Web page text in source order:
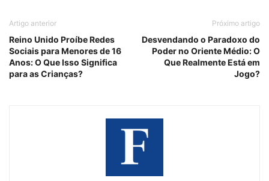
Artigo anterior
Reino Unido Proíbe Redes
Sociais para Menores de 16
Anos: O Que Isso Significa
para as Crianças?
Próximo artigo
Desvendando o Paradoxo do
Poder no Oriente Médio: O
Que Realmente Está em
Jogo?